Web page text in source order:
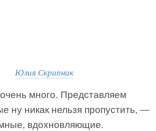
Юлия Скрипник
много. Представляем
ну никак нельзя пропустить, —
вдохновляющие.